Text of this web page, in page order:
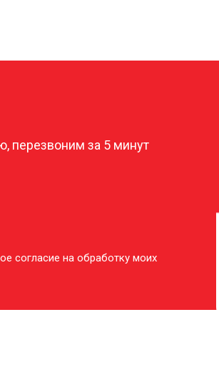
перезвоним за 5 минут
согласие на обработку моих